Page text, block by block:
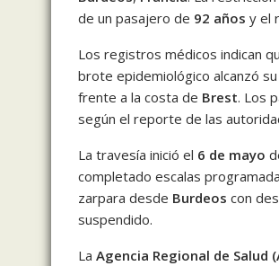
de un pasajero de 92 años y el
Los registros médicos indican
brote epidemiológico alcanzó
frente a la costa de Brest. Los
según el reporte de las
La travesía inició el 6 de mayo
completado escalas
zarpara desde Burdeos con
suspendido.
La Agencia Regional de Salud